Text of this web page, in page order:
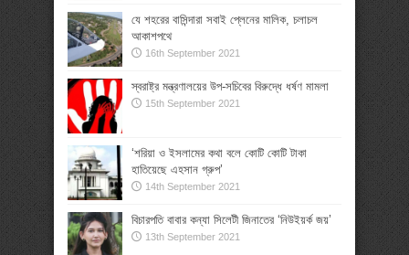
যে শহরের বাসিন্দারা সবাই প্লেনের মালিক, চলাচল
আকাশপথে
16th September 2021
স্বরাষ্ট্র মন্ত্রণালয়ের উপ-সচিবের বিরুদ্ধে ধর্ষণ মামলা
15th September 2021
‘শরিয়া ও ইসলামের কথা বলে কোটি কোটি টাকা
হাতিয়েছে এহসান গ্রুপ’
14th September 2021
বিচারপতি বাবার কন্যা সিলেটী জিনাতের ‘নিউইয়র্ক জয়’
13th September 2021